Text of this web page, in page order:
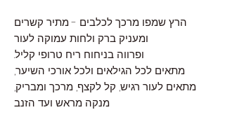
הרץ שמפו מרכך לכלבים - מתיר קשרים
ומעניק ברק ולחות עמוקה לעור
ופרווה בניחוח ריח טרופי קליל.
מתאים לכל הגילאים ולכל אורכי השיער,
מתאים לעור רגיש, קל לקצף, מרכך ומבריק,
מנקה מראש ועד הזנב